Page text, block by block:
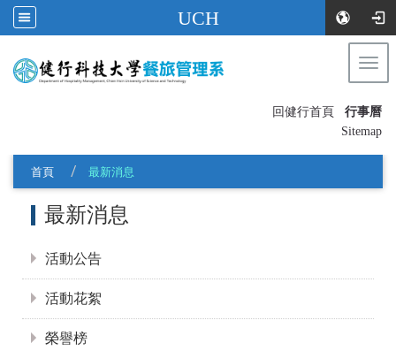
UCH
回健行首頁
行事曆
Sitemap
首頁 最新消息
最新消息
活動公告
活動花絮
榮譽榜